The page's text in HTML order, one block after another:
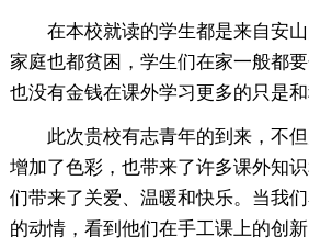
在本校就读的学生都是来自安
家庭也都贫困，学生们在家一般都
也没有金钱在课外学习更多的只是和
此次贵校有志青年的到来，不
增加了色彩，也带来了许多课外知
们带来了关爱、温暖和快乐。当我
的动情，看到他们在手工课上的创